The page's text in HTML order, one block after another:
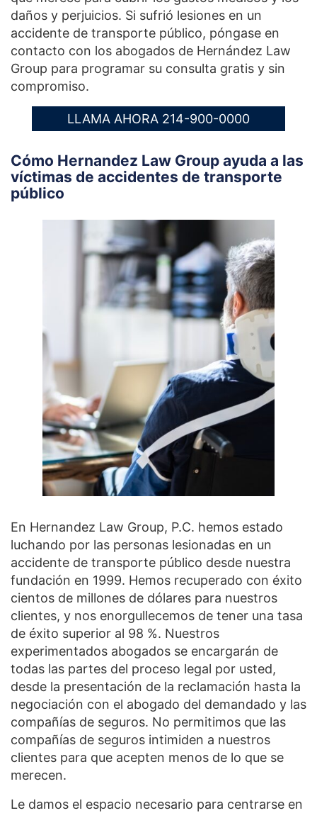
daños y perjuicios. Si sufrió lesiones en un
accidente de transporte público, póngase en
contacto con los abogados de Hernández Law
Group para programar su consulta gratis y sin
compromiso.
LLAMA AHORA 214-900-0000
Cómo Hernandez Law Group ayuda a las
víctimas de accidentes de transporte
público
En Hernandez Law Group, P.C. hemos estado
luchando por las personas lesionadas en un
accidente de transporte público desde nuestra
fundación en 1999. Hemos recuperado con éxito
cientos de millones de dólares para nuestros
clientes, y nos enorgullecemos de tener una tasa
de éxito superior al 98 %. Nuestros
experimentados abogados se encargarán de
todas las partes del proceso legal por usted,
desde la presentación de la reclamación hasta la
negociación con el abogado del demandado y las
compañías de seguros. No permitimos que las
compañías de seguros intimiden a nuestros
clientes para que acepten menos de lo que se
merecen.
Le damos el espacio necesario para centrarse en